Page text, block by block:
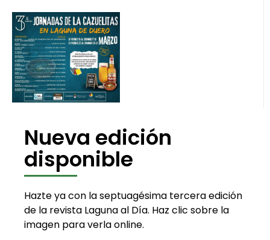
Nueva edición
disponible
Hazte ya con la septuagésima tercera edición
de la revista Laguna al Día. Haz clic sobre la
imagen para verla online.